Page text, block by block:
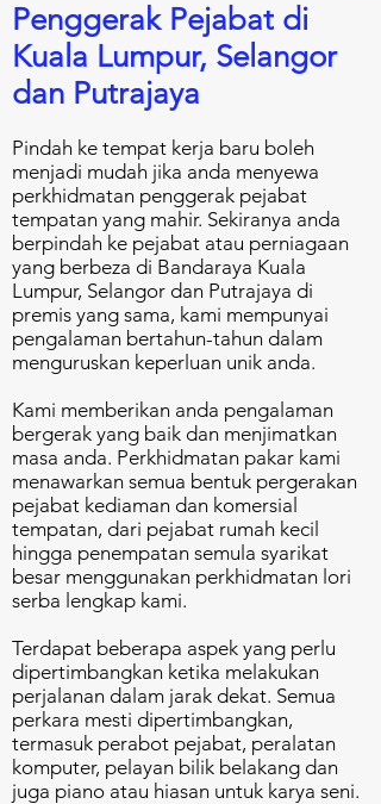
Penggerak Pejabat di
Kuala Lumpur, Selangor
dan Putrajaya
Pindah ke tempat kerja baru boleh
menjadi mudah jika anda menyewa
perkhidmatan penggerak pejabat
tempatan yang mahir. Sekiranya anda
berpindah ke pejabat atau perniagaan
yang berbeza di Bandaraya Kuala
Lumpur, Selangor dan Putrajaya di
premis yang sama, kami mempunyai
pengalaman bertahun-tahun dalam
menguruskan keperluan unik anda.
Kami memberikan anda pengalaman
bergerak yang baik dan menjimatkan
masa anda. Perkhidmatan pakar kami
menawarkan semua bentuk pergerakan
pejabat kediaman dan komersial
tempatan, dari pejabat rumah kecil
hingga penempatan semula syarikat
besar menggunakan perkhidmatan lori
serba lengkap kami.
Terdapat beberapa aspek yang perlu
dipertimbangkan ketika melakukan
perjalanan dalam jarak dekat. Semua
perkara mesti dipertimbangkan,
termasuk perabot pejabat, peralatan
komputer, pelayan bilik belakang dan
juga piano atau hiasan untuk karya seni.